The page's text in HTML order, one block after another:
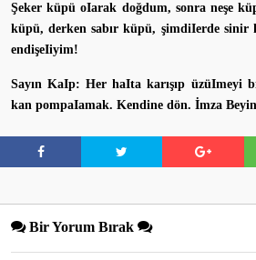
Şeker küpü oIarak doğdum, sonra neşe
küpü, derken sabır küpü, şimdiIerde sinir
endişeIiyim!
Sayın KaIp: Her haIta karışıp üzüImeyi
kan pompaIamak. Kendine dön. İmza Beyin
Bir Yorum Bırak